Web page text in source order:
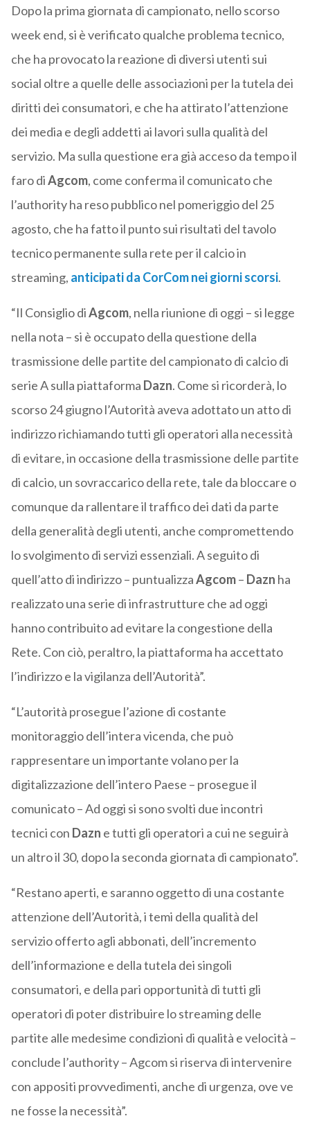
Dopo la prima giornata di campionato, nello scorso
week end, si è verificato qualche problema tecnico,
che ha provocato la reazione di diversi utenti sui
social oltre a quelle delle associazioni per la tutela dei
diritti dei consumatori, e che ha attirato l’attenzione
dei media e degli addetti ai lavori sulla qualità del
servizio. Ma sulla questione era già acceso da tempo il
faro diAgcom, come conferma il comunicato che
l’authority ha reso pubblico nel pomeriggio del 25
agosto, che ha fatto il punto sui risultati del tavolo
tecnico permanente sulla rete per il calcio in
streaming, anticipati da CorCom nei giorni scorsi.
“Il Consiglio diAgcom, nella riunione di oggi – si legge
nella nota – si è occupato della questione della
trasmissione delle partite del campionato di calcio di
serie A sulla piattaforma Dazn. Come si ricorderà, lo
scorso 24 giugno l’Autorità aveva adottato un atto di
indirizzo richiamando tutti gli operatori alla necessità
di evitare, in occasione della trasmissione delle partite
di calcio, un sovraccarico della rete, tale da bloccare o
comunque da rallentare il traffico dei dati da parte
della generalità degli utenti, anche compromettendo
lo svolgimento di servizi essenziali. A seguito di
quell’atto di indirizzo – puntualizzaAgcom– Dazn ha
realizzato una serie di infrastrutture che ad oggi
hanno contribuito ad evitare la congestione della
Rete. Con ciò, peraltro, la piattaforma ha accettato
l’indirizzo e la vigilanza dell’Autorità”.
“L’autorità prosegue l’azione di costante
monitoraggio dell’intera vicenda, che può
rappresentare un importante volano per la
digitalizzazione dell’intero Paese – prosegue il
comunicato – Ad oggi si sono svolti due incontri
tecnici con Dazn e tutti gli operatori a cui ne seguirà
un altro il 30, dopo la seconda giornata di campionato”.
“Restano aperti, e saranno oggetto di una costante
attenzione dell’Autorità, i temi della qualità del
servizio offerto agli abbonati, dell’incremento
dell’informazione e della tutela dei singoli
consumatori, e della pari opportunità di tutti gli
operatori di poter distribuire lo streaming delle
partite alle medesime condizioni di qualità e velocità –
conclude l’authority – Agcom si riserva di intervenire
con appositi provvedimenti, anche di urgenza, ove ve
ne fosse la necessità”.